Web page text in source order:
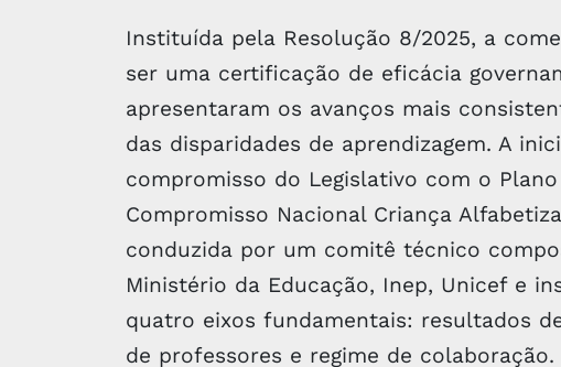
Instituída pela Resolução 8/2025, a
ser uma certificação de eficácia
apresentaram os avanços mais
das disparidades de aprendizagem. A
compromisso do Legislativo com o
Compromisso Nacional Criança
conduzida por um comitê técnico
Ministério da Educação, Inep, Unicef e
quatro eixos fundamentais: resultados
de professores e regime de colaboração.